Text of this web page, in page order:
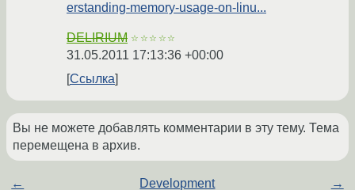
erstanding-memory-usage-on-linu...
DELIRIUM ☆☆☆☆☆
31.05.2011 17:13:36 +00:00
Ссылка
Вы не можете добавлять комментарии в эту тему. Тема
перемещена в архив.
← Development →